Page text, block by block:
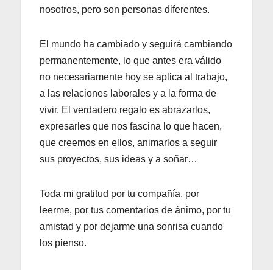
nosotros, pero son personas diferentes.
El mundo ha cambiado y seguirá cambiando
permanentemente, lo que antes era válido
no necesariamente hoy se aplica al trabajo,
a las relaciones laborales y a la forma de
vivir. El verdadero regalo es abrazarlos,
expresarles que nos fascina lo que hacen,
que creemos en ellos, animarlos a seguir
sus proyectos, sus ideas y a soñar…
Toda mi gratitud por tu compañía, por
leerme, por tus comentarios de ánimo, por tu
amistad y por dejarme una sonrisa cuando
los pienso.